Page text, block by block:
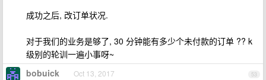
成功之后, 改订单状况.
对于我们的业务是够了, 30 分钟能有多少个未付款的订单 ?? k
级别的轮训一遍小事呀~
53
bobuick Oct 13, 2017